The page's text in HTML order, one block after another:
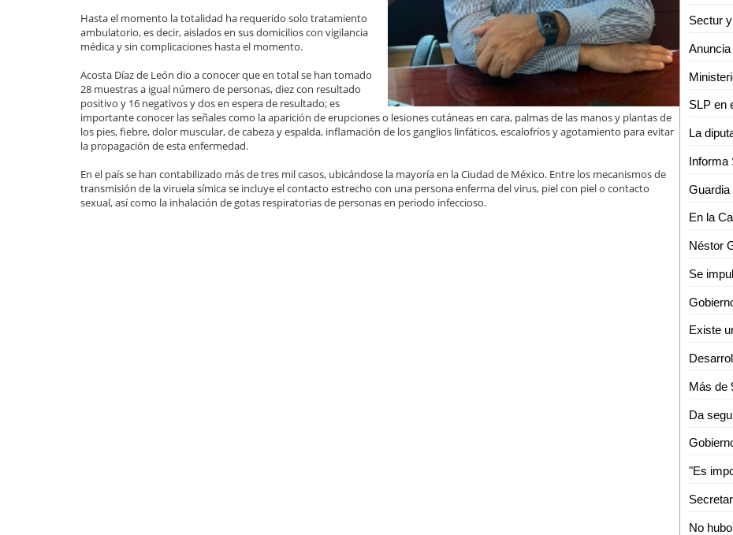
Hasta el momento la totalidad ha requerido solo tratamiento
ambulatorio, es decir, aislados en sus domicilios con vigilancia
médica y sin complicaciones hasta el momento.
Acosta Díaz de León dio a conocer que en total se han tomado
28 muestras a igual número de personas, diez con resultado
positivo y 16 negativos y dos en espera de resultado; es
importante conocer las señales como la aparición de erupciones o lesiones cutáneas en cara, palmas de las manos y plantas de
los pies, fiebre, dolor muscular, de cabeza y espalda, inflamación de los ganglios linfáticos, escalofríos y agotamiento para evitar
la propagación de esta enfermedad.
En el país se han contabilizado más de tres mil casos, ubicándose la mayoría en la Ciudad de México. Entre los mecanismos de
transmisión de la viruela símica se incluye el contacto estrecho con una persona enferma del virus, piel con piel o contacto
sexual, así como la inhalación de gotas respiratorias de personas en periodo infeccioso.